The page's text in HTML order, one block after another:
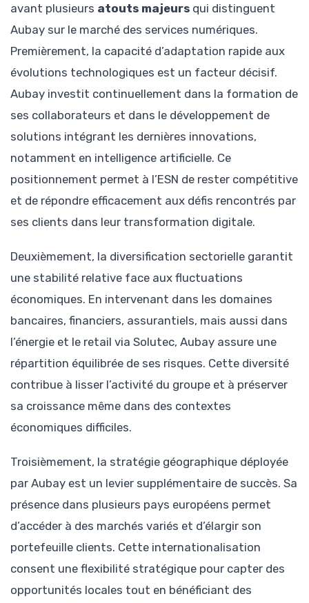
avant plusieurs atouts majeurs qui distinguent
Aubay sur le marché des services numériques.
Premièrement, la capacité d’adaptation rapide aux
évolutions technologiques est un facteur décisif.
Aubay investit continuellement dans la formation de
ses collaborateurs et dans le développement de
solutions intégrant les dernières innovations,
notamment en intelligence artificielle. Ce
positionnement permet à l’ESN de rester compétitive
et de répondre efficacement aux défis rencontrés par
ses clients dans leur transformation digitale.
Deuxièmement, la diversification sectorielle garantit
une stabilité relative face aux fluctuations
économiques. En intervenant dans les domaines
bancaires, financiers, assurantiels, mais aussi dans
l’énergie et le retail via Solutec, Aubay assure une
répartition équilibrée de ses risques. Cette diversité
contribue à lisser l’activité du groupe et à préserver
sa croissance même dans des contextes
économiques difficiles.
Troisièmement, la stratégie géographique déployée
par Aubay est un levier supplémentaire de succès. Sa
présence dans plusieurs pays européens permet
d’accéder à des marchés variés et d’élargir son
portefeuille clients. Cette internationalisation
consent une flexibilité stratégique pour capter des
opportunités locales tout en bénéficiant des